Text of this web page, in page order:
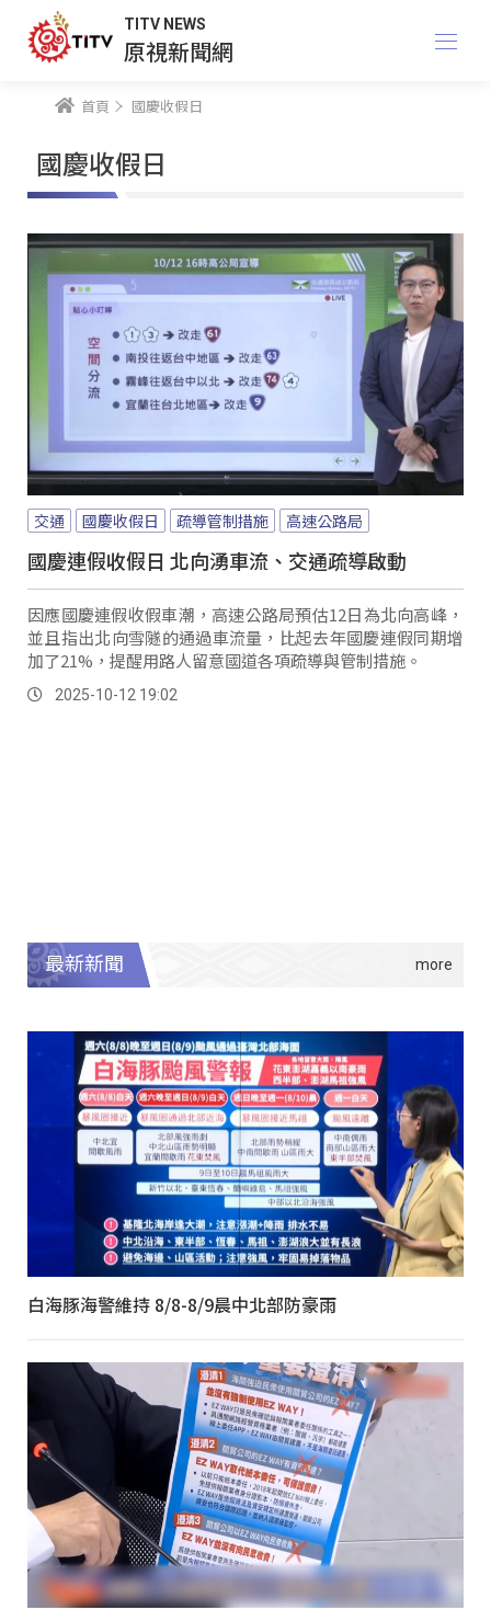
TITV NEWS
原視新聞網
首頁 國慶收假日
國慶收假日
交通 國慶收假日 疏導管制措施 高速公路局
國慶連假收假日 北向湧車流、交通疏導啟動
因應國慶連假收假車潮，高速公路局預估12日為北向高峰，
並且指出北向雪隧的通過車流量，比起去年國慶連假同期增
加了21%，提醒用路人留意國道各項疏導與管制措施。
2025-10-12 19:02
最新新聞
白海豚海警維持 8/8-8/9晨中北部防豪雨